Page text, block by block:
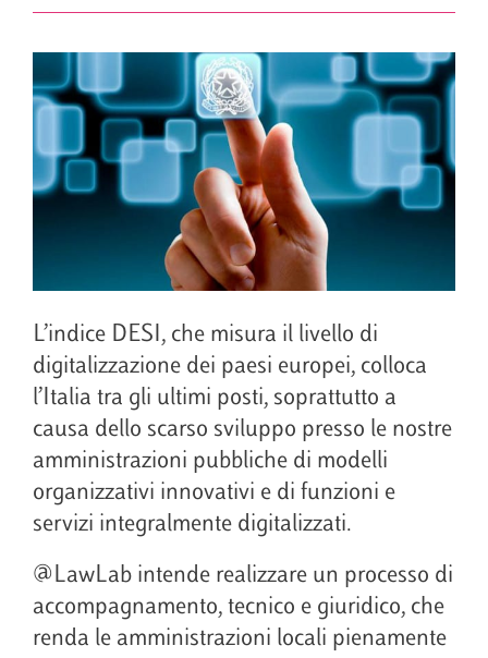
L’indice DESI, che misura il livello di
digitalizzazione dei paesi europei, colloca
l’Italia tra gli ultimi posti, soprattutto a
causa dello scarso sviluppo presso le nostre
amministrazioni pubbliche di modelli
organizzativi innovativi e di funzioni e
servizi integralmente digitalizzati.
@LawLab intende realizzare un processo di
accompagnamento, tecnico e giuridico, che
renda le amministrazioni locali pienamente